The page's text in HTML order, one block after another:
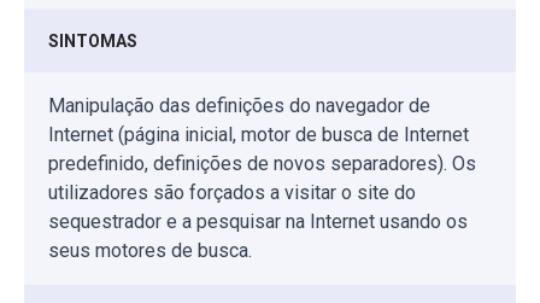
SINTOMAS
Manipulação das definições do navegador de
Internet (página inicial, motor de busca de Internet
predefinido, definições de novos separadores). Os
utilizadores são forçados a visitar o site do
sequestrador e a pesquisar na Internet usando os
seus motores de busca.